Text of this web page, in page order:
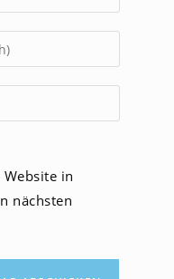
in
nächsten